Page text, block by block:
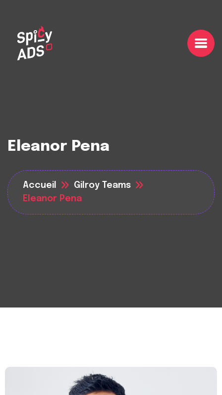
Eleanor Pena
Accueil
Gilroy Teams
Eleanor Pena